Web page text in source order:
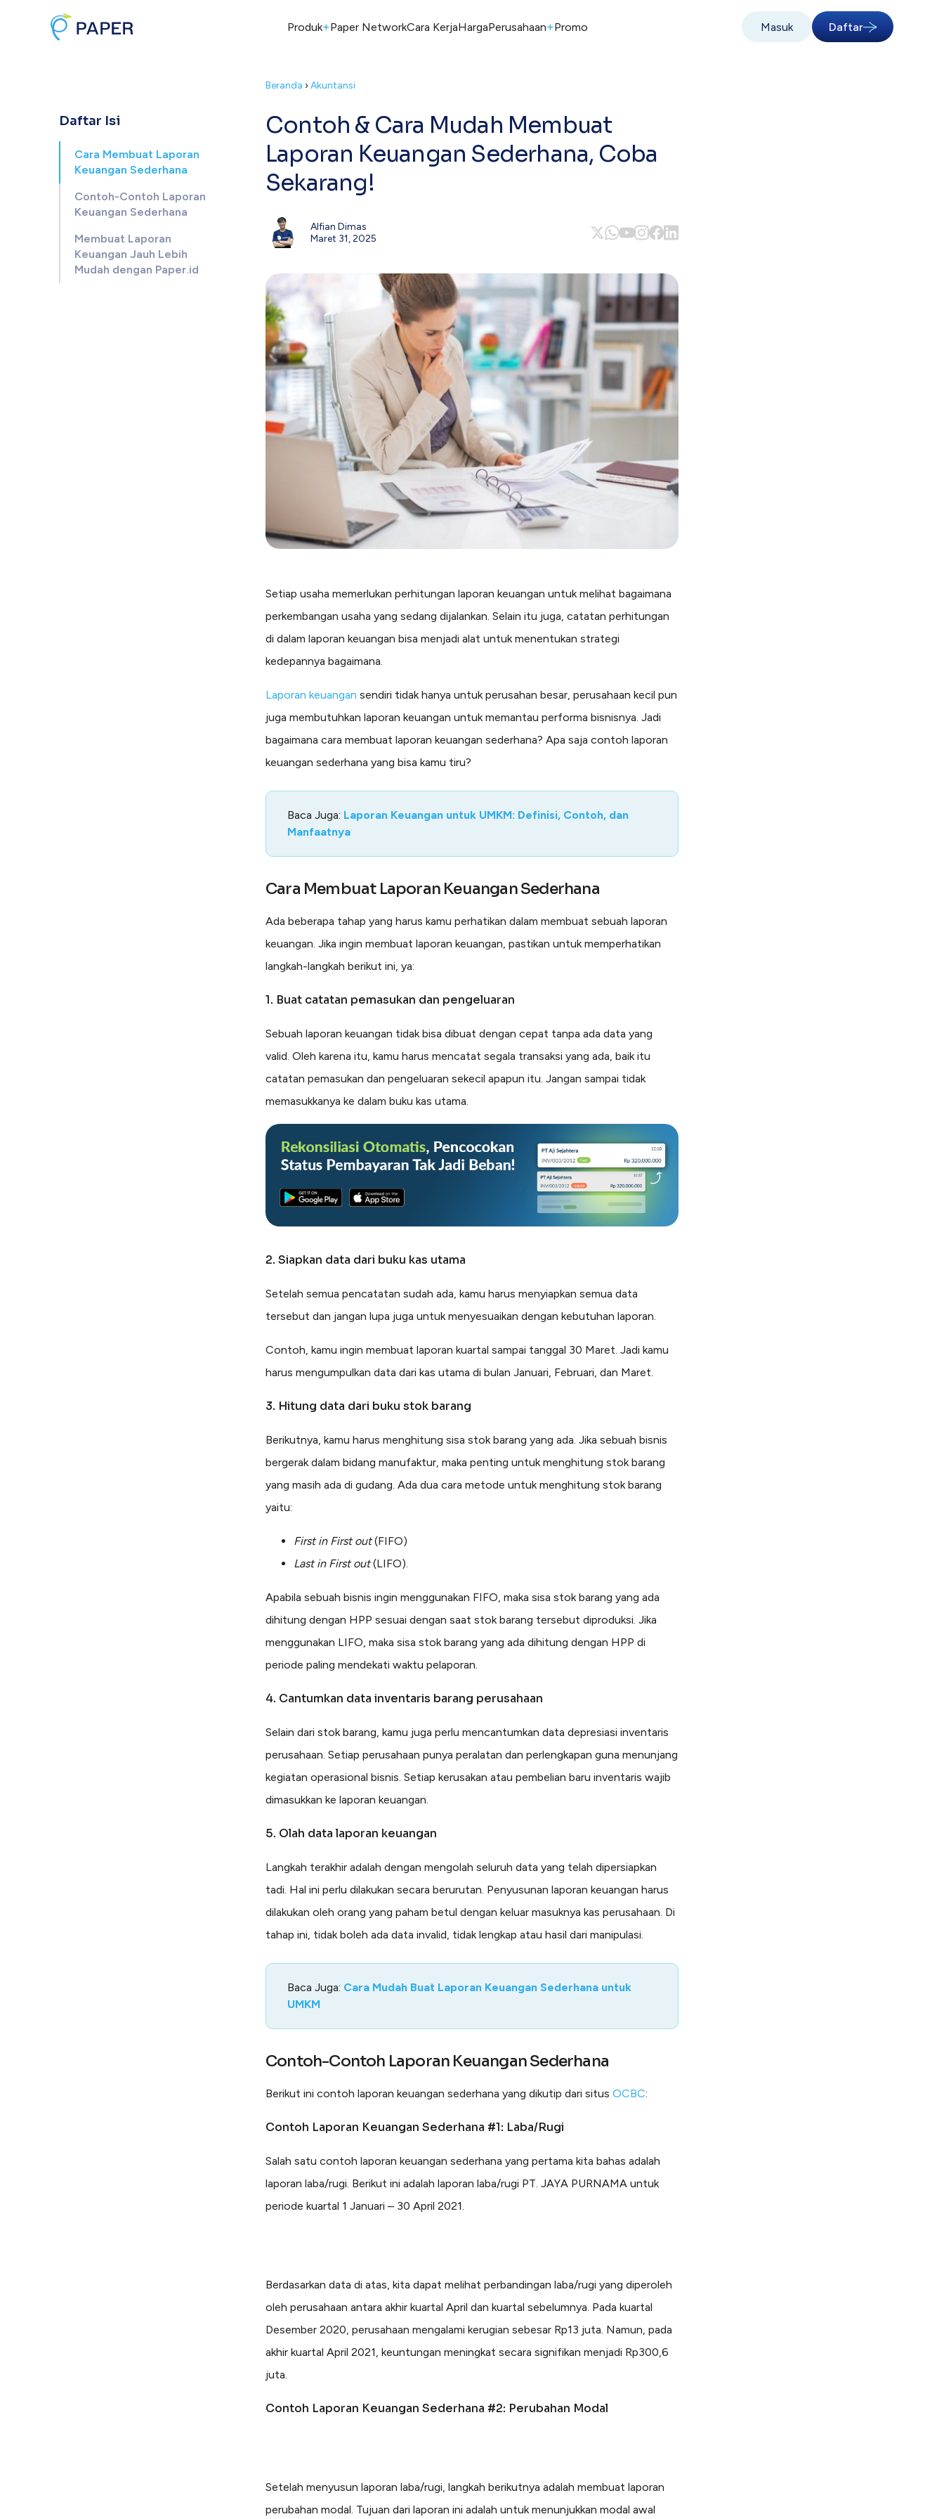
Produk+Paper NetworkCara KerjaHargaPerusahaan+Promo Masuk Daftar
Daftar Isi
Cara Membuat Laporan
Keuangan Sederhana
Contoh-Contoh Laporan
Keuangan Sederhana
Membuat Laporan
Keuangan Jauh Lebih
Mudah dengan Paper.id
Beranda › Akuntansi
Contoh & Cara Mudah Membuat
Laporan Keuangan Sederhana, Coba
Sekarang!
Alfian Dimas
Maret 31, 2025
Setiap usaha memerlukan perhitungan laporan keuangan untuk melihat bagaimana
perkembangan usaha yang sedang dijalankan. Selain itu juga, catatan perhitungan
di dalam laporan keuangan bisa menjadi alat untuk menentukan strategi
kedepannya bagaimana.
Laporan keuangan sendiri tidak hanya untuk perusahan besar, perusahaan kecil pun
juga membutuhkan laporan keuangan untuk memantau performa bisnisnya. Jadi
bagaimana cara membuat laporan keuangan sederhana? Apa saja contoh laporan
keuangan sederhana yang bisa kamu tiru?
Baca Juga: Laporan Keuangan untuk UMKM: Definisi, Contoh, dan
Manfaatnya
Cara Membuat Laporan Keuangan Sederhana
Ada beberapa tahap yang harus kamu perhatikan dalam membuat sebuah laporan
keuangan. Jika ingin membuat laporan keuangan, pastikan untuk memperhatikan
langkah-langkah berikut ini, ya:
1. Buat catatan pemasukan dan pengeluaran
Sebuah laporan keuangan tidak bisa dibuat dengan cepat tanpa ada data yang
valid. Oleh karena itu, kamu harus mencatat segala transaksi yang ada, baik itu
catatan pemasukan dan pengeluaran sekecil apapun itu. Jangan sampai tidak
memasukkanya ke dalam buku kas utama.
2. Siapkan data dari buku kas utama
Setelah semua pencatatan sudah ada, kamu harus menyiapkan semua data
tersebut dan jangan lupa juga untuk menyesuaikan dengan kebutuhan laporan.
Contoh, kamu ingin membuat laporan kuartal sampai tanggal 30 Maret. Jadi kamu
harus mengumpulkan data dari kas utama di bulan Januari, Februari, dan Maret.
3. Hitung data dari buku stok barang
Berikutnya, kamu harus menghitung sisa stok barang yang ada. Jika sebuah bisnis
bergerak dalam bidang manufaktur, maka penting untuk menghitung stok barang
yang masih ada di gudang. Ada dua cara metode untuk menghitung stok barang
yaitu:
First in First out(FIFO)
Last in First out(LIFO).
Apabila sebuah bisnis ingin menggunakan FIFO, maka sisa stok barang yang ada
dihitung dengan HPP sesuai dengan saat stok barang tersebut diproduksi. Jika
menggunakan LIFO, maka sisa stok barang yang ada dihitung dengan HPP di
periode paling mendekati waktu pelaporan.
4. Cantumkan data inventaris barang perusahaan
Selain dari stok barang, kamu juga perlu mencantumkan data depresiasi inventaris
perusahaan. Setiap perusahaan punya peralatan dan perlengkapan guna menunjang
kegiatan operasional bisnis. Setiap kerusakan atau pembelian baru inventaris wajib
dimasukkan ke laporan keuangan.
5. Olah data laporan keuangan
Langkah terakhir adalah dengan mengolah seluruh data yang telah dipersiapkan
tadi. Hal ini perlu dilakukan secara berurutan. Penyusunan laporan keuangan harus
dilakukan oleh orang yang paham betul dengan keluar masuknya kas perusahaan. Di
tahap ini, tidak boleh ada data invalid, tidak lengkap atau hasil dari manipulasi.
Baca Juga: Cara Mudah Buat Laporan Keuangan Sederhana untuk
UMKM
Contoh-Contoh Laporan Keuangan Sederhana
Berikut ini contoh laporan keuangan sederhana yang dikutip dari situs OCBC:
Contoh Laporan Keuangan Sederhana #1: Laba/Rugi
Salah satu contoh laporan keuangan sederhana yang pertama kita bahas adalah
laporan laba/rugi. Berikut ini adalah laporan laba/rugi PT. JAYA PURNAMA untuk
periode kuartal 1 Januari – 30 April 2021.
Berdasarkan data di atas, kita dapat melihat perbandingan laba/rugi yang diperoleh
oleh perusahaan antara akhir kuartal April dan kuartal sebelumnya. Pada kuartal
Desember 2020, perusahaan mengalami kerugian sebesar Rp13 juta. Namun, pada
akhir kuartal April 2021, keuntungan meningkat secara signifikan menjadi Rp300,6
juta.
Contoh Laporan Keuangan Sederhana #2: Perubahan Modal
Setelah menyusun laporan laba/rugi, langkah berikutnya adalah membuat laporan
perubahan modal. Tujuan dari laporan ini adalah untuk menunjukkan modal awal